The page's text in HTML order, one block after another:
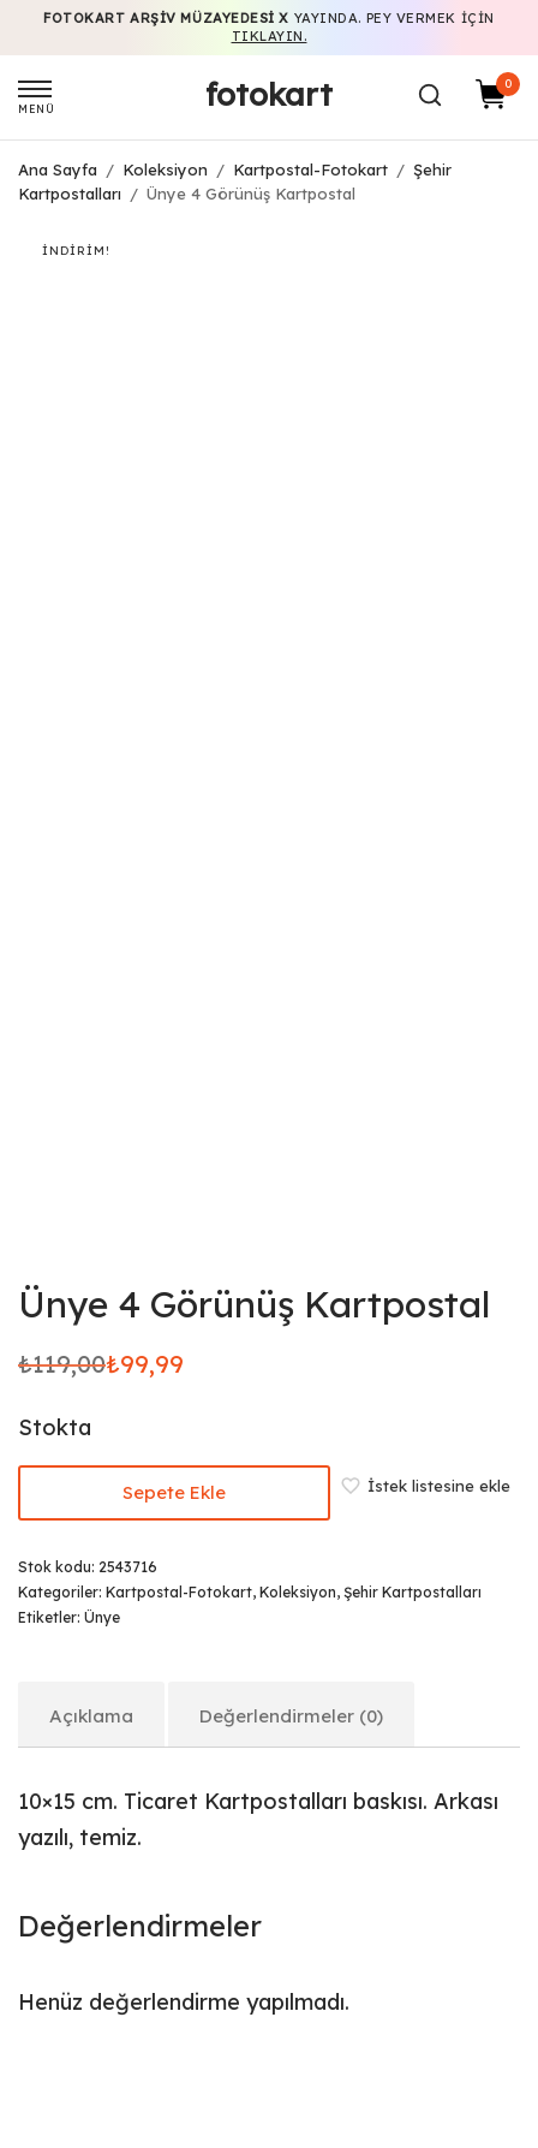
FOTOKART ARŞIV MÜZAYEDESI X YAYINDA. PEY VERMEK IÇIN
TIKLAYIN.
MENÜ fotokart 0
Ana Sayfa / Koleksiyon / Kartpostal-Fotokart / Şehir
Kartpostalları
/ Ünye 4 Görünüş Kartpostal
İNDIRIM!
Ünye 4 Görünüş Kartpostal
₺119,00
Orijinal
₺119,00.
₺99,99
Şu
fiyat:
₺99,99.
Stokta
Sepete Ekle İstek listesine ekle
Stok kodu: 2543716
Kategoriler: Kartpostal-Fotokart, Koleksiyon, Şehir Kartpostalları
Etiketler: Ünye
Açıklama Değerlendirmeler (0)
10×15 cm. Ticaret Kartpostalları baskısı. Arkası
yazılı, temiz.
Değerlendirmeler
Henüz değerlendirme yapılmadı.